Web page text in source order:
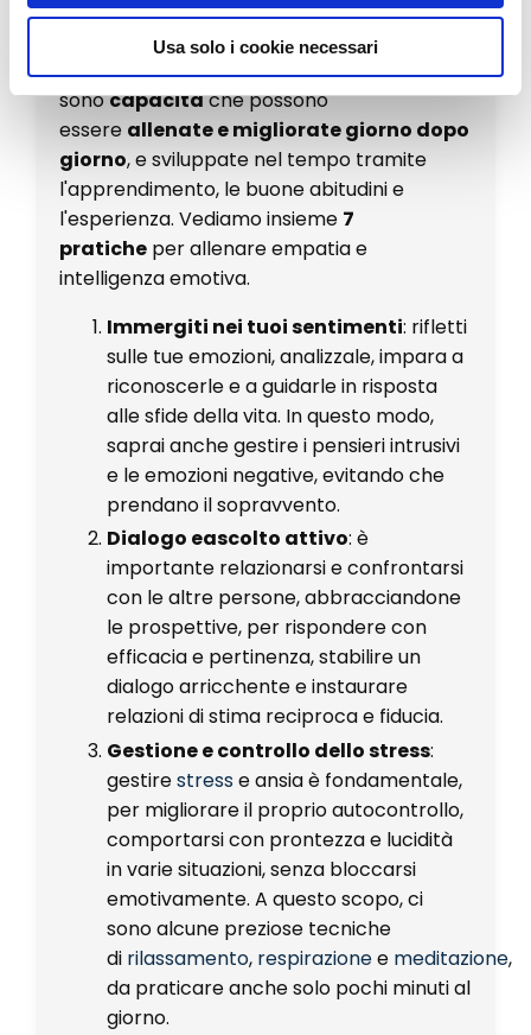
Usa solo i cookie necessari
allenate nel tempo?
L'empatia e l'intelligenza emotiva
sonocapacitàche possono
essere allenate e migliorate giorno dopo
giorno, e sviluppate nel tempo tramite
l'apprendimento, le buone abitudini e
l'esperienza. Vediamo insieme 7
pratiche per allenare empatia e
intelligenza emotiva.
Immergiti nei tuoi sentimenti: rifletti
sulle tue emozioni, analizzale, impara a
riconoscerle e a guidarle in risposta
alle sfide della vita. In questo modo,
saprai anche gestire i pensieri intrusivi
e le emozioni negative, evitando che
prendano il sopravvento.
Dialogo eascolto attivo: è
importante relazionarsi e confrontarsi
con le altre persone, abbracciandone
le prospettive, per rispondere con
efficacia e pertinenza, stabilire un
dialogo arricchente e instaurare
relazioni di stima reciproca e fiducia.
Gestione e controllo dello stress:
gestirestresse ansia è fondamentale,
per migliorare il proprio autocontrollo,
comportarsi con prontezza e lucidità
in varie situazioni, senza bloccarsi
emotivamente. A questo scopo, ci
sono alcune preziose tecniche
di rilassamento, respirazionee meditazione,
da praticare anche solo pochi minuti al
giorno.